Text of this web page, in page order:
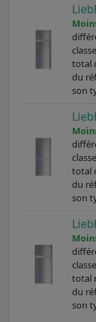
total
du
son
total
du
son
total
du
son